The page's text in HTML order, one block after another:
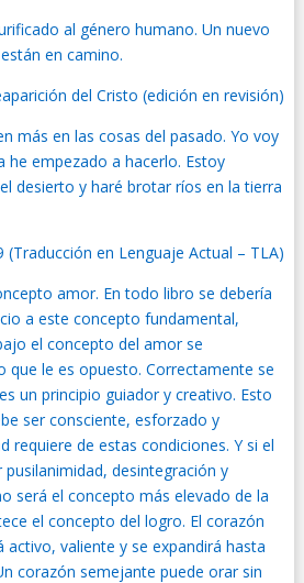
al género humano. Un nuevo
en camino.
del Cristo (edición en revisión)
más en las cosas del pasado. Yo voy
he empezado a hacerlo. Estoy
desierto y haré brotar ríos en la tierra
(Traducción en Lenguaje Actual – TLA)
amor. En todo libro se debería
a este concepto fundamental,
el concepto del amor se
que le es opuesto. Correctamente se
un principio guiador y creativo. Esto
ser consciente, esforzado y
requiere de estas condiciones. Y si el
desintegración y
será el concepto más elevado de la
el concepto del logro. El corazón
valiente y se expandirá hasta
corazón semejante puede orar sin